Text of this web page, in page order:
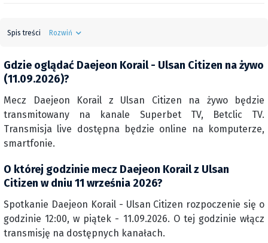
Spis treści Rozwiń
Gdzie oglądać Daejeon Korail - Ulsan Citizen na żywo
(11.09.2026)?
Mecz Daejeon Korail z Ulsan Citizen na żywo będzie
transmitowany na kanale Superbet TV, Betclic TV.
Transmisja live dostępna będzie online na komputerze,
smartfonie.
O której godzinie mecz Daejeon Korail z Ulsan
Citizen w dniu 11 września 2026?
Spotkanie Daejeon Korail - Ulsan Citizen rozpoczenie się o
godzinie 12:00, w piątek - 11.09.2026. O tej godzinie włącz
transmisję na dostępnych kanałach.